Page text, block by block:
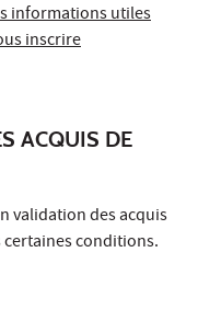
informations utiles
inscrire
ACQUIS DE
validation des acquis
conditions.